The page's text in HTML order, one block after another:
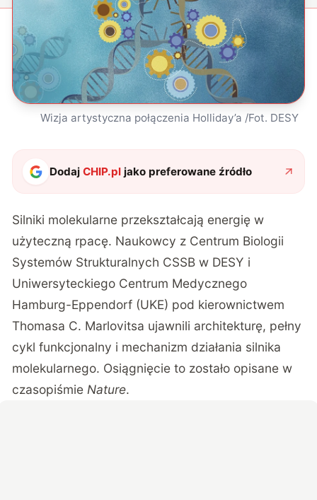
Wizja artystyczna połączenia Holliday’a /Fot. DESY
DodajCHIP.pl jako preferowane źródło
Silniki molekularne przekształcają energię w
użyteczną rpacę. Naukowcy z Centrum Biologii
Systemów Strukturalnych CSSB w DESY i
Uniwersyteckiego Centrum Medycznego
Hamburg-Eppendorf (UKE) pod kierownictwem
Thomasa C. Marlovitsa ujawnili architekturę, pełny
cykl funkcjonalny i mechanizm działania silnika
molekularnego. Osiągnięcie to zostało opisane w
czasopiśmie Nature.